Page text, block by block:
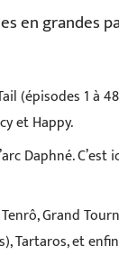
en grandes
(épisodes 1 à
et Happy.
Daphné.
Grand
Tartaros, et